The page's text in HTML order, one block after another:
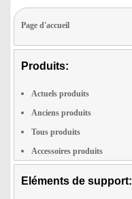
Page d'accueil
Produits:
Actuels produits
Anciens produits
Tous produits
Accessoires produits
Eléments de support: